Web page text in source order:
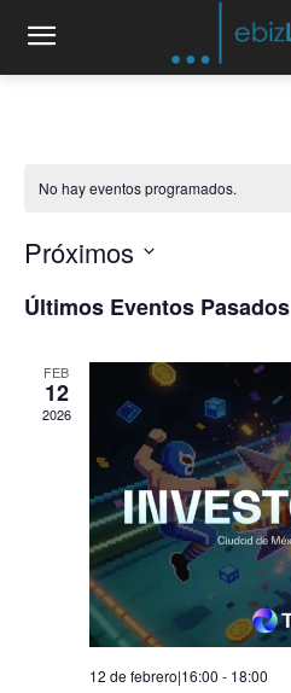
No hay eventos programados.
Próximos
la
Últimos Eventos Pasados
FEB
12
2026
12 de febrero|16:00 - 18:00